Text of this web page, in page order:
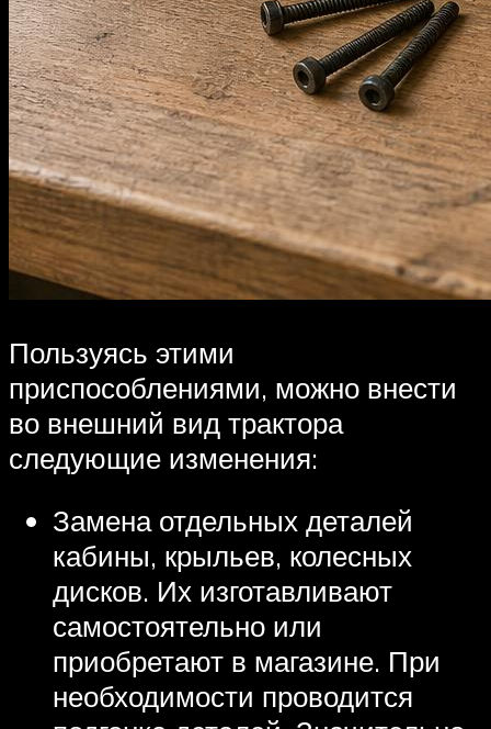
Пользуясь этими
приспособлениями, можно внести
во внешний вид трактора
следующие изменения:
Замена отдельных деталей
кабины, крыльев, колесных
дисков. Их изготавливают
самостоятельно или
приобретают в магазине. При
необходимости проводится